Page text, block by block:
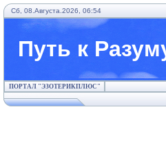
Сб, 08.Августа.2026, 06:54
Путь к
ПОРТАЛ "ЭЗОТЕРИКПЛЮС"